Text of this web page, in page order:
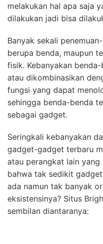
melakukan hal apa saja
dilakukan jadi bisa
Banyak sekali
berupa benda, maupun
fisik. Kebanyakan
atau dikombinasikan
fungsi yang dapat
sehingga benda-benda
sebagai gadget.
Seringkali kebanyakan
gadget-gadget terbaru
atau perangkat lain yang
bahwa tak sedikit
ada namun tak banyak
eksistensinya? Situs
sembilan diantaranya: